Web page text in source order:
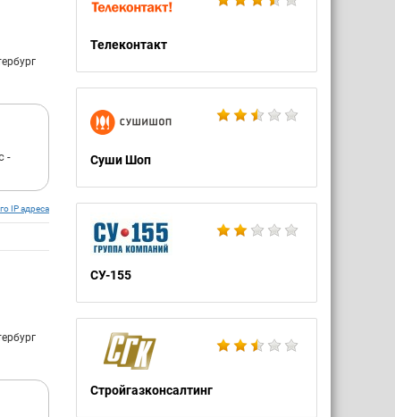
Телеконтакт
Суши Шоп
СУ-155
Стройгазконсалтинг
-
IP адреса